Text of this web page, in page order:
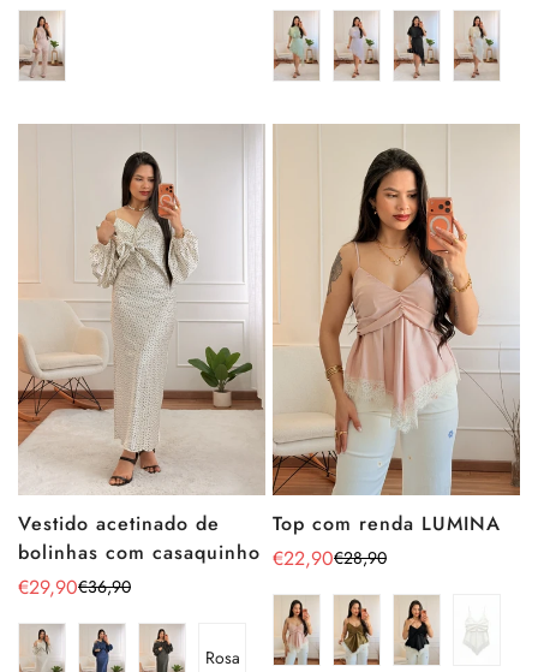
de
venda
regular
de
venda
regular
Vestido acetinado de
bolinhas com casaquinho
Preço
de
venda
€29,90
Preço
regular
€36,90
Rosa
Top com renda LUMINA
Preço
de
venda
€22,90
Preço
regular
€28,90